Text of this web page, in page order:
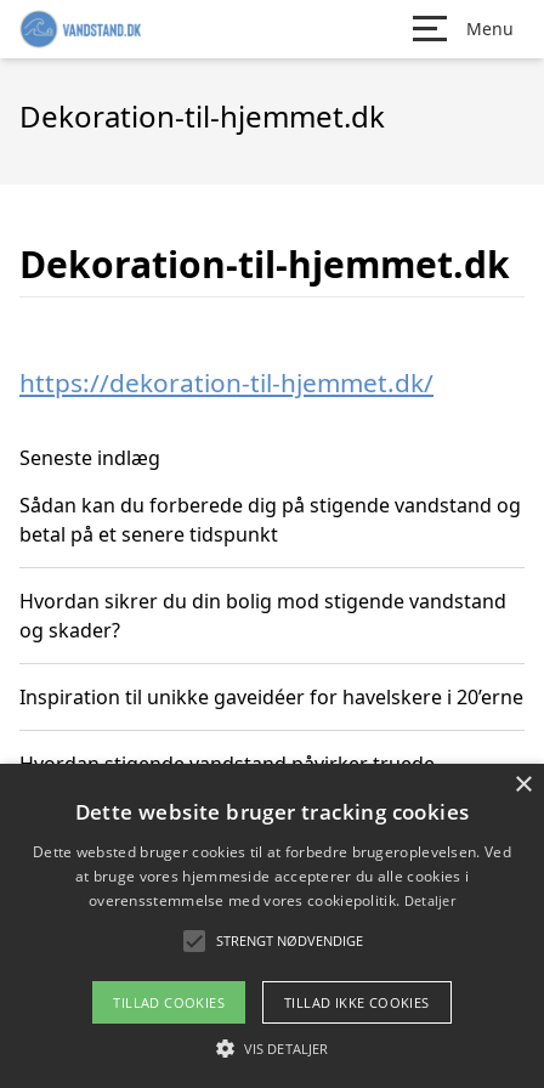
Menu
Dekoration-til-hjemmet.dk
Dekoration-til-hjemmet.dk
https://dekoration-til-hjemmet.dk/
Seneste indlæg
Sådan kan du forberede dig på stigende vandstand og
betal på et senere tidspunkt
Hvordan sikrer du din bolig mod stigende vandstand
og skader?
Inspiration til unikke gaveidéer for havelskere i 20’erne
Hvordan stigende vandstand påvirker truede
Sådan vælger du de bedste vandrerygsække til
vandreture i Danmark
Copyright 2026 - Pilanto Aps
Om / kontakt
×
Dette website bruger tracking cookies
Dette websted bruger cookies til at forbedre brugeroplevelsen. Ved
at bruge vores hjemmeside accepterer du alle cookies i
overensstemmelse med vores cookiepolitik. Detaljer
STRENGT NØDVENDIGE
TILLAD COOKIES TILLAD IKKE COOKIES
VIS DETALJER